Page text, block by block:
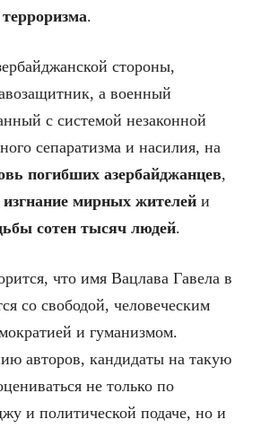
.
стороны,
а военный
с системой незаконной
сепаратизма и насилия, на
погибших азербайджанцев,
изгнание мирных жителей и
сотен тысяч людей.
что имя Вацлава Гавела в
со свободой, человеческим
и гуманизмом.
авторов, кандидаты на такую
не только по
и политической подаче, но и